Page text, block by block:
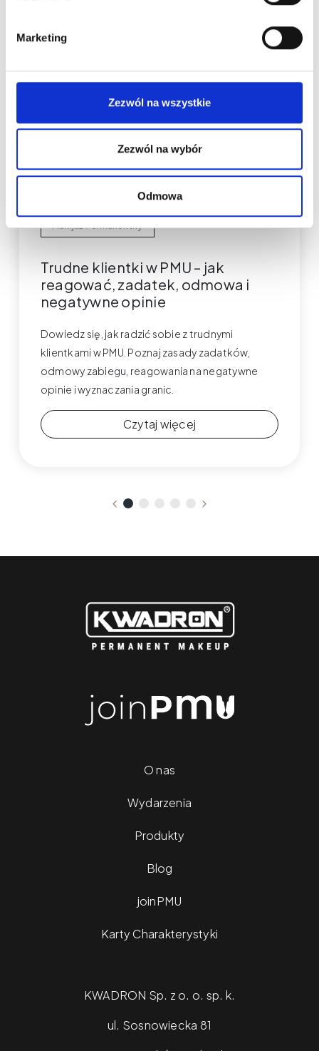
Marketing
Zezwól na wszystkie
Zezwól na wybór
Odmowa
Makijaż Permanentny
Trudne klientki w PMU – jak
reagować, zadatek, odmowa i
negatywne opinie
Dowiedz się, jak radzić sobie z trudnymi
klientkami w PMU. Poznaj zasady zadatków,
odmowy zabiegu, reagowania na negatywne
opinie i wyznaczania granic.
Czytaj więcej
O nas
Wydarzenia
Produkty
Blog
joinPMU
Karty Charakterystyki
KWADRON Sp. z o. o. sp. k.
ul. Sosnowiecka 81